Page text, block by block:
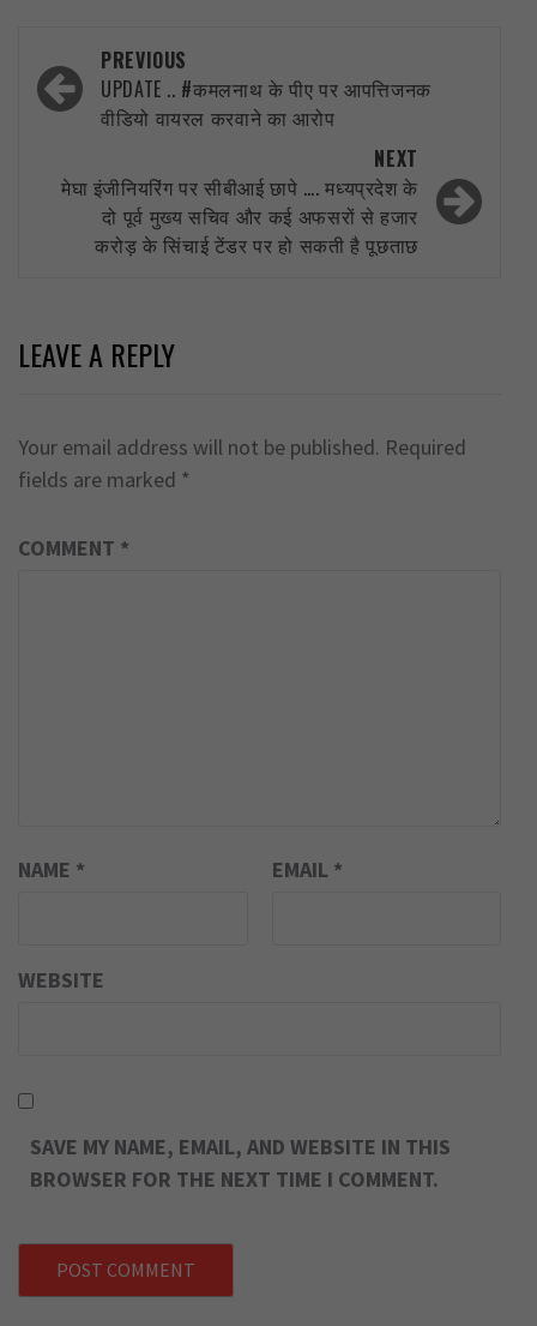
Post
navigation
PREVIOUS
UPDATE .. #कमलनाथ के पीए पर आपत्तिजनक
वीडियो वायरल करवाने का आरोप
NEXT
मेघा इंजीनियरिंग पर सीबीआई छापे …. मध्यप्रदेश के
दो पूर्व मुख्य सचिव और कई अफसरों से हजार
करोड़ के सिंचाई टेंडर पर हो सकती है पूछताछ
LEAVE A REPLY
Your email address will not be published. Required
fields are marked *
COMMENT *
NAME * EMAIL *
WEBSITE
SAVE MY NAME, EMAIL, AND WEBSITE IN THIS
BROWSER FOR THE NEXT TIME I COMMENT.